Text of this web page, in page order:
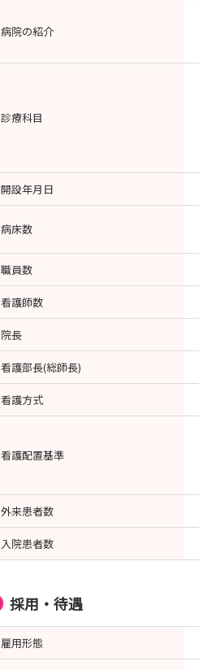
病院の紹介
診療科目
開設年月日
病床数
職員数
看護師数
院長
看護部長(総師長)
看護方式
看護配置基準
外来患者数
入院患者数
採用・待遇
雇用形態